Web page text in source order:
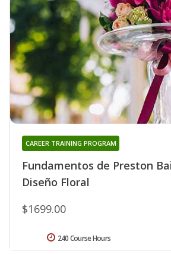
Fundamentos de Preston
Diseño Floral
CAREER TRAINING PROGRAM
$1699.00
240 Course Hours